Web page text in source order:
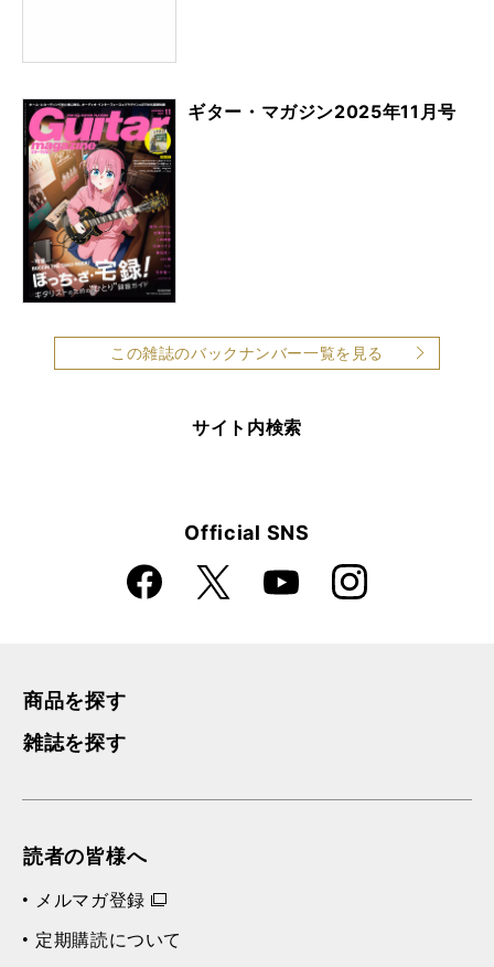
ギター・マガジン2025年11月号
この雑誌のバックナンバー一覧を見る
サイト内検索
Official SNS
Faceboo
k
X YouTube Instagra
m
商品を探す
雑誌を探す
読者の皆様へ
メルマガ登録
定期購読について